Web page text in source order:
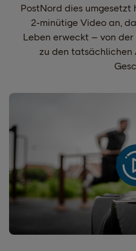
PostNord dies umgesetzt
2-minütige Video an,
Leben erweckt – von
zu den tatsächlichen